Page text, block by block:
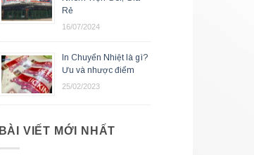
Rẻ
16/07/2024
In Chuyển Nhiệt là gì?
Ưu và nhược điểm
25/02/2023
BÀI VIẾT MỚI NHẤT